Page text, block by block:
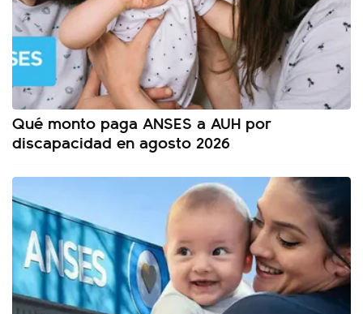
Qué monto paga ANSES a AUH por
discapacidad en agosto 2026